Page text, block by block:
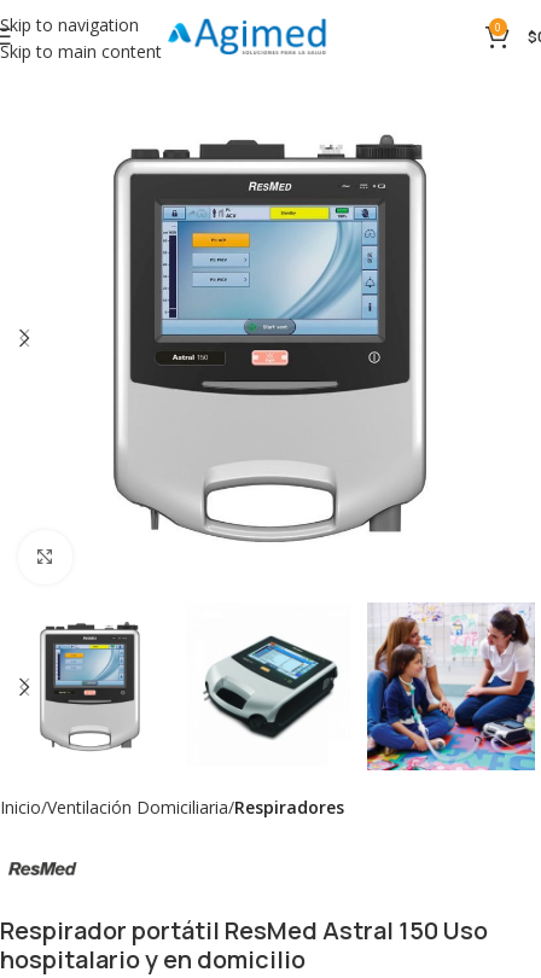
Skip to navigation
Skip to main content
0 $
Inicio Ventilación Domiciliaria Respiradores
Respirador portátil ResMed Astral 150 Uso
hospitalario y en domicilio